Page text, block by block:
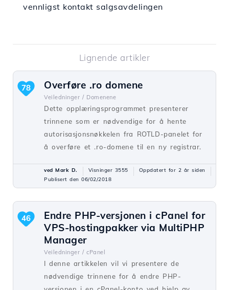
vennligst kontakt salgsavdelingen
Lignende artikler
Overføre .ro domene
Veiledninger / Domenene
Dette opplæringsprogrammet presenterer
trinnene som er nødvendige for å hente
autorisasjonsnøkkelen fra ROTLD-panelet for
å overføre et .ro-domene til en ny registrar.
78
ved Mark D. Visninger 3555
Oppdatert for 2 år siden
Publisert den 06/02/2018
Endre PHP-versjonen i cPanel for
VPS-hostingpakker via MultiPHP
Manager
Veiledninger / cPanel
I denne artikkelen vil vi presentere de
nødvendige trinnene for å endre PHP-
46